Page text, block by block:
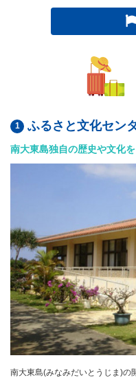
ふるさと文化セン
南大東島独自の歴史や文化を
南大東島(みなみだいとうじま)の